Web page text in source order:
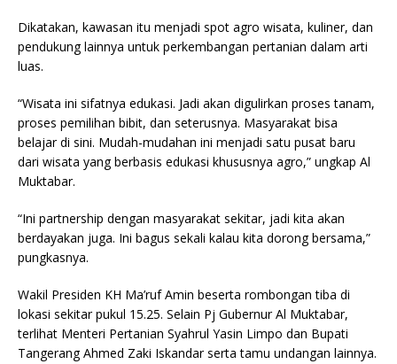
Dikatakan, kawasan itu menjadi spot agro wisata, kuliner, dan
pendukung lainnya untuk perkembangan pertanian dalam arti
luas.
“Wisata ini sifatnya edukasi. Jadi akan digulirkan proses tanam,
proses pemilihan bibit, dan seterusnya. Masyarakat bisa
belajar di sini. Mudah-mudahan ini menjadi satu pusat baru
dari wisata yang berbasis edukasi khususnya agro,” ungkap Al
Muktabar.
“Ini partnership dengan masyarakat sekitar, jadi kita akan
berdayakan juga. Ini bagus sekali kalau kita dorong bersama,”
pungkasnya.
Wakil Presiden KH Ma’ruf Amin beserta rombongan tiba di
lokasi sekitar pukul 15.25. Selain Pj Gubernur Al Muktabar,
terlihat Menteri Pertanian Syahrul Yasin Limpo dan Bupati
Tangerang Ahmed Zaki Iskandar serta tamu undangan lainnya.